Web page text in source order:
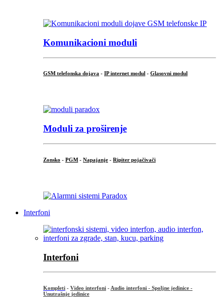
Komunikacioni moduli
GSM telefonska dojava - IP internet modul - Glasovni modul
Moduli za proširenje
Zonsko - PGM - Napajanje - Ripiter pojačivači
Interfoni
Interfoni
Kompleti - Video interfoni - Audio interfoni - Spoljne jedinice -
Unutrašnje jedinice